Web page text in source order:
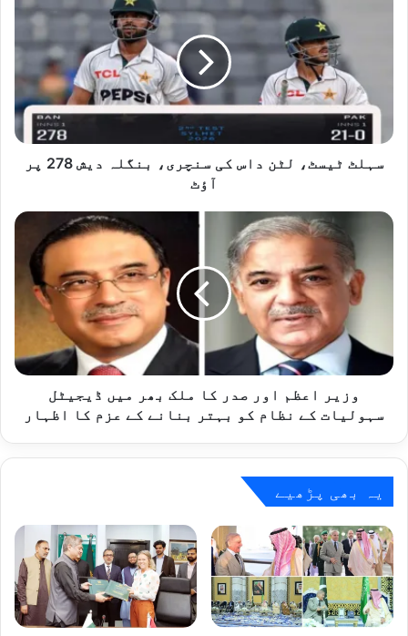
سنچری،
بنگلہ
278
سہلٹ ٹیسٹ، لٹن داس کی سنچری، بنگلہ دیش 278 پر
آؤٹ
وزیر
میں
ڈیجیٹل
سہولیات
کے
عزم
کا
اظہار
وزیر اعظم اور صدر کا ملک بھر میں ڈیجیٹل
سہولیات کے نظام کو بہتر بنانے کے عزم کا اظہار
یہ بھی پڑھیے